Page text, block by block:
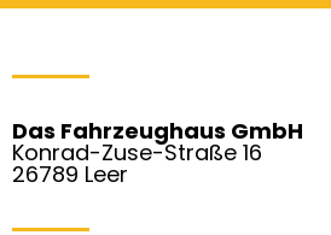
Das Fahrzeughaus GmbH
Konrad-Zuse-Straße 16
26789 Leer